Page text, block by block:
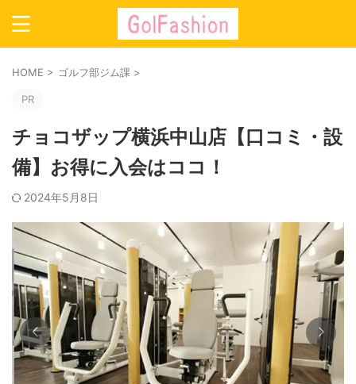
HOME > ゴルフ部ジム課 >
PR
チョコザップ横浜中山店【口コミ・設
備】お得に入会はココ！
2024年5月8日